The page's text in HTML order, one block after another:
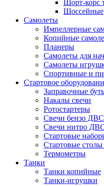
Шорт-корс
Шоссейные
Самолеты
Импеллерные
Копийные
Планеры
Самолеты для
Самолеты
Спортивные и
Стартовое
Заправочные
Накалы свечи
Ротостартеры
Свечи бензо ДВС
Свечи нитро
Стартовые
Стартовые столы
Термометры
Танки
Танки копийные
Танки-игрушки